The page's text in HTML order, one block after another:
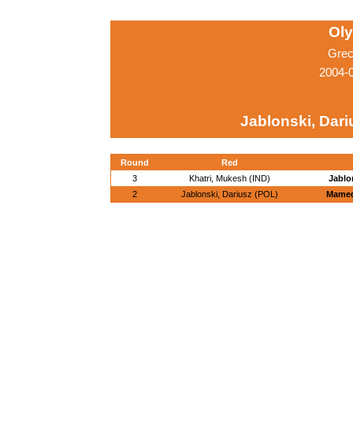
2004-
Jablonski,
Round
Red
3
Khatri, Mukesh (IND)
2
Jablonski, Dariusz (POL)